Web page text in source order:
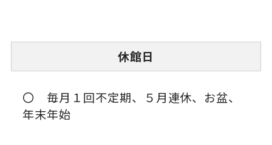
休館日
〇 毎月１回不定期、５月連休、お盆、
年末年始